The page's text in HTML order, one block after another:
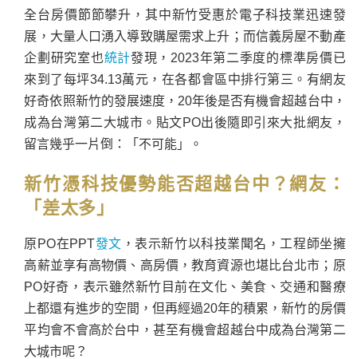
全台房價節節攀升，其中新竹受惠於電子科技業迅速發
展，大量人口湧入導致購屋需求上升；而信義房屋不動產
企劃研究室也統計發現，2023年第二季度的標準房價已
來到了每坪34.13萬元，在各都會區中排行第三。有網友
好奇依照新竹的發展速度，20年後是否有機會超越台中，
成為台灣第二大城市。貼文PO出後隨即引來大批網友，
留言幾乎一片倒：「不可能」。
新竹憑科技優勢能否超越台中？網友：
「差太多」
原PO在PPT發文 ，表示新竹以科技業聞名，工程師坐擁
高薪並享有高物價、高房價，教育資源也堪比台北市；原
PO好奇，表示雖然新竹目前在文化、美食、交通和醫療
上都還有進步的空間，但再經過20年的積累，新竹的房價
平均會不會高於台中，甚至有機會超越台中成為台灣第二
大城市呢？